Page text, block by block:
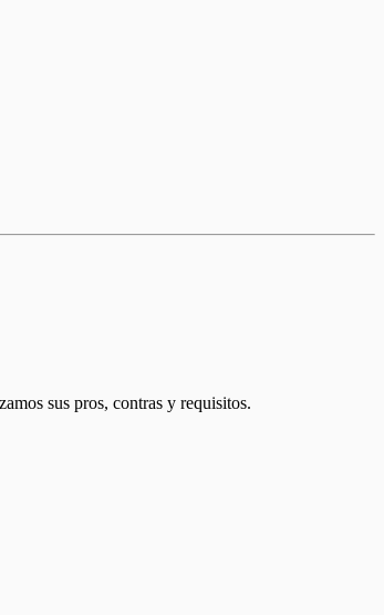
sus pros, contras y requisitos.